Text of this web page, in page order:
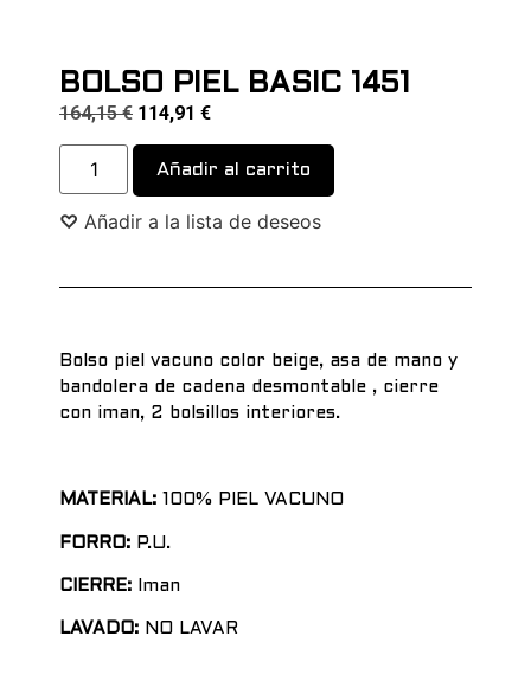
BOLSO PIEL BASIC 1451
164,15€ 114,91 €
Añadir al carrito
♡ Añadir a la lista de deseos
Bolso piel vacuno color beige, asa de mano y
bandolera de cadena desmontable , cierre
con iman, 2 bolsillos interiores.
MATERIAL: 100% PIEL VACUNO
FORRO: P.U.
CIERRE: Iman
LAVADO: NO LAVAR